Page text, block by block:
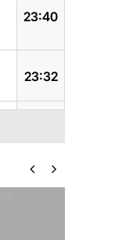
23:40
23:32